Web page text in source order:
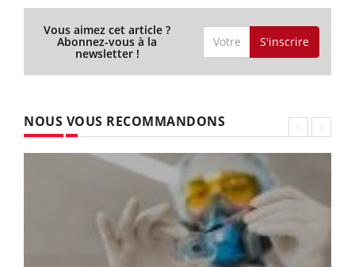
Vous aimez cet article ?
Abonnez-vous à la
newsletter !
S'inscrire
NOUS VOUS RECOMMANDONS